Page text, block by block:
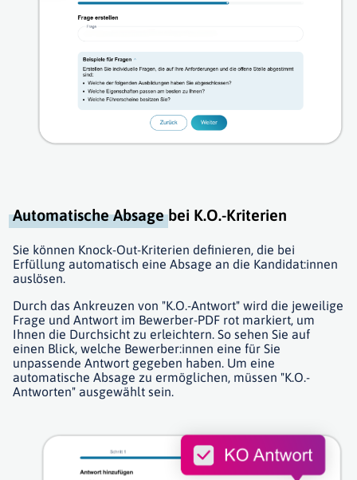
Automatische Absagebei K.O.-Kriterien
Sie können Knock-Out-Kriterien definieren, die bei
Erfüllung automatisch eine Absage an die Kandidat:innen
auslösen.
Durch das Ankreuzen von "K.O.-Antwort" wird die jeweilige
Frage und Antwort im Bewerber-PDF rot markiert, um
Ihnen die Durchsicht zu erleichtern. So sehen Sie auf
einen Blick, welche Bewerber:innen eine für Sie
unpassende Antwort gegeben haben. Um eine
automatische Absage zu ermöglichen, müssen "K.O.-
Antworten" ausgewählt sein.